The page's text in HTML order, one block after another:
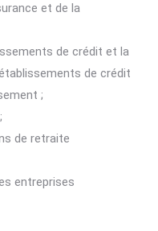
et de la
de crédit et la
de crédit
;
de retraite
entreprises